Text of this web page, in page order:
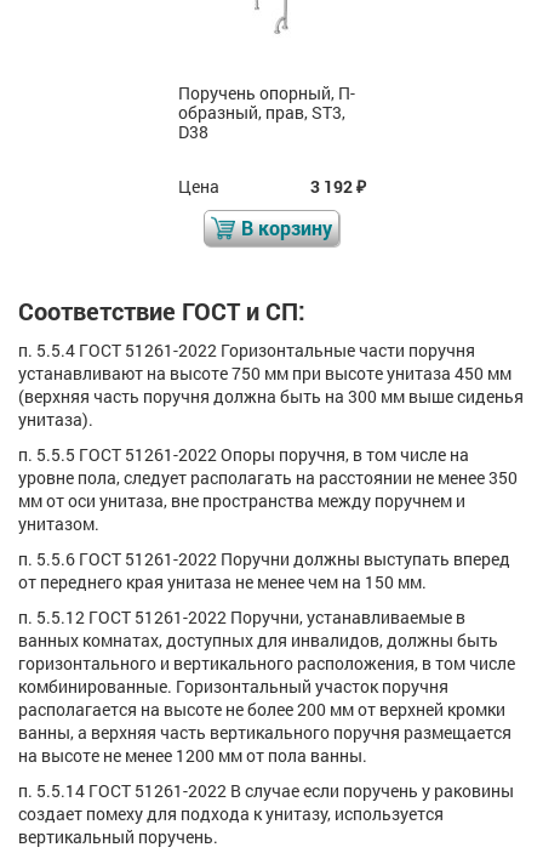
Поручень опорный, П-
образный, прав, ST3,
D38
Цена 3 192₽
В корзину
Соответствие ГОСТ и СП:
п. 5.5.4 ГОСТ 51261-2022 Горизонтальные части поручня
устанавливают на высоте 750 мм при высоте унитаза 450 мм
(верхняя часть поручня должна быть на 300 мм выше сиденья
унитаза).
п. 5.5.5 ГОСТ 51261-2022 Опоры поручня, в том числе на
уровне пола, следует располагать на расстоянии не менее 350
мм от оси унитаза, вне пространства между поручнем и
унитазом.
п. 5.5.6 ГОСТ 51261-2022 Поручни должны выступать вперед
от переднего края унитаза не менее чем на 150 мм.
п. 5.5.12 ГОСТ 51261-2022 Поручни, устанавливаемые в
ванных комнатах, доступных для инвалидов, должны быть
горизонтального и вертикального расположения, в том числе
комбинированные. Горизонтальный участок поручня
располагается на высоте не более 200 мм от верхней кромки
ванны, а верхняя часть вертикального поручня размещается
на высоте не менее 1200 мм от пола ванны.
п. 5.5.14 ГОСТ 51261-2022 В случае если поручень у раковины
создает помеху для подхода к унитазу, используется
вертикальный поручень.